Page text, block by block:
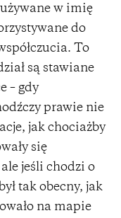
w imię
do
To
są stawiane
– gdy
prawie nie
jak chociażby
się
jeśli chodzi o
tak obecny, jak
na mapie